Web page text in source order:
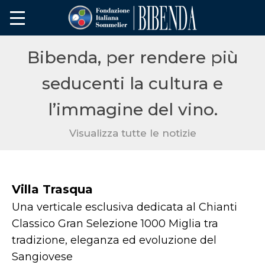
Bibenda, per rendere più
seducenti la cultura e
l’immagine del vino.
Visualizza tutte le notizie
Villa Trasqua
Una verticale esclusiva dedicata al Chianti
Classico Gran Selezione 1000 Miglia tra
tradizione, eleganza ed evoluzione del
Sangiovese